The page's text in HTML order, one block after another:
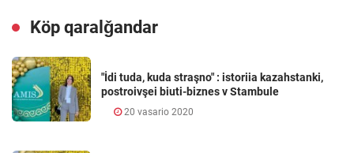
Köp qaralǧandar
"İdi tuda, kuda straşno" : istoriia kazahstanki,
postroivşei biuti-biznes v Stambule
20 vasario 2020